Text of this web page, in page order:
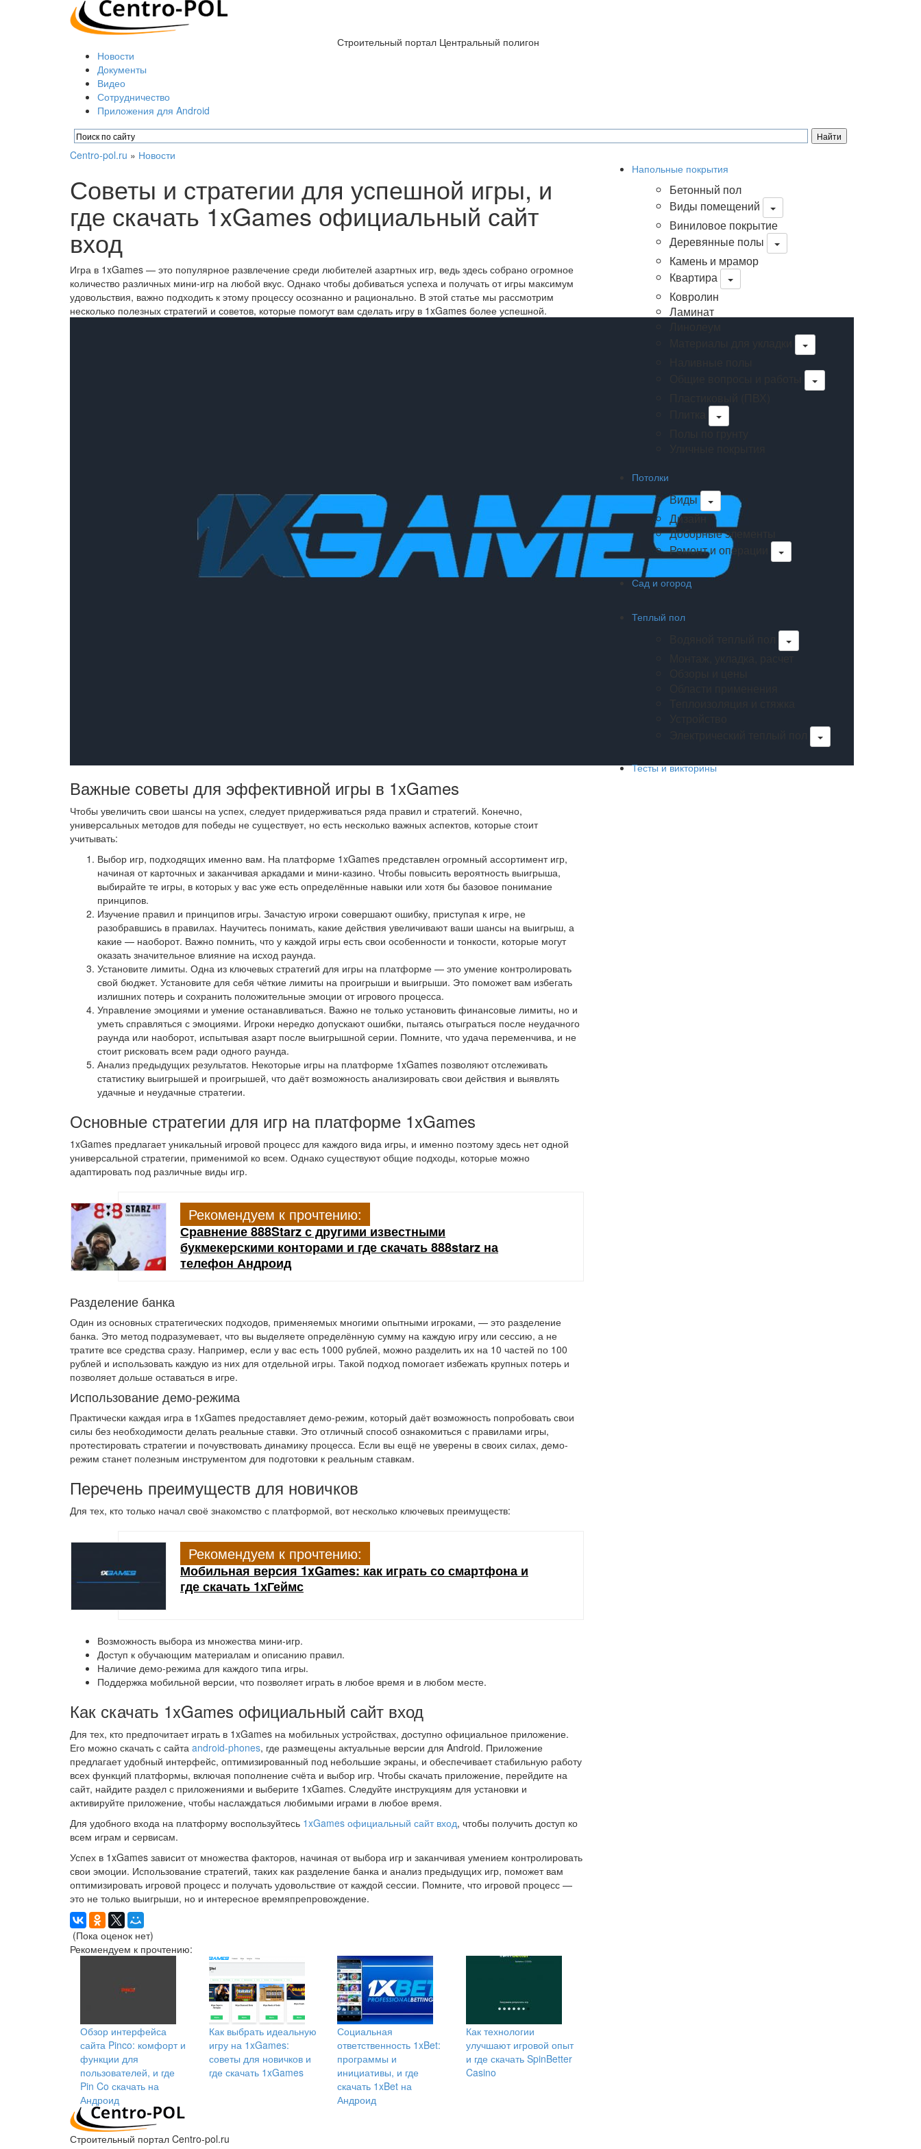
Строительный портал Центральный полигон
Новости
Документы
Видео
Сотрудничество
Приложения для Android
Centro-pol.ru » Новости
Советы и стратегии для успешной игры, и
где скачать 1xGames официальный сайт
вход
Игра в 1xGames — это популярное развлечение среди любителей азартных игр, ведь здесь собрано огромное
количество различных мини-игр на любой вкус. Однако чтобы добиваться успеха и получать от игры максимум
удовольствия, важно подходить к этому процессу осознанно и рационально. В этой статье мы рассмотрим
несколько полезных стратегий и советов, которые помогут вам сделать игру в 1xGames более успешной.
Важные советы для эффективной игры в 1xGames
Чтобы увеличить свои шансы на успех, следует придерживаться ряда правил и стратегий. Конечно,
универсальных методов для победы не существует, но есть несколько важных аспектов, которые стоит
учитывать:
Выбор игр, подходящих именно вам. На платформе 1xGames представлен огромный ассортимент игр,
начиная от карточных и заканчивая аркадами и мини-казино. Чтобы повысить вероятность выигрыша,
выбирайте те игры, в которых у вас уже есть определённые навыки или хотя бы базовое понимание
принципов.
Изучение правил и принципов игры. Зачастую игроки совершают ошибку, приступая к игре, не
разобравшись в правилах. Научитесь понимать, какие действия увеличивают ваши шансы на выигрыш, а
какие — наоборот. Важно помнить, что у каждой игры есть свои особенности и тонкости, которые могут
оказать значительное влияние на исход раунда.
Установите лимиты. Одна из ключевых стратегий для игры на платформе — это умение контролировать
свой бюджет. Установите для себя чёткие лимиты на проигрыши и выигрыши. Это поможет вам избегать
излишних потерь и сохранить положительные эмоции от игрового процесса.
Управление эмоциями и умение останавливаться. Важно не только установить финансовые лимиты, но и
уметь справляться с эмоциями. Игроки нередко допускают ошибки, пытаясь отыграться после неудачного
раунда или наоборот, испытывая азарт после выигрышной серии. Помните, что удача переменчива, и не
стоит рисковать всем ради одного раунда.
Анализ предыдущих результатов. Некоторые игры на платформе 1xGames позволяют отслеживать
статистику выигрышей и проигрышей, что даёт возможность анализировать свои действия и выявлять
удачные и неудачные стратегии.
Основные стратегии для игр на платформе 1xGames
1xGames предлагает уникальный игровой процесс для каждого вида игры, и именно поэтому здесь нет одной
универсальной стратегии, применимой ко всем. Однако существуют общие подходы, которые можно
адаптировать под различные виды игр.
Рекомендуем к прочтению:
Сравнение 888Starz с другими известными
букмекерскими конторами и где скачать 888starz на
телефон Андроид
Разделение банка
Один из основных стратегических подходов, применяемых многими опытными игроками, — это разделение
банка. Это метод подразумевает, что вы выделяете определённую сумму на каждую игру или сессию, а не
тратите все средства сразу. Например, если у вас есть 1000 рублей, можно разделить их на 10 частей по 100
рублей и использовать каждую из них для отдельной игры. Такой подход помогает избежать крупных потерь и
позволяет дольше оставаться в игре.
Использование демо-режима
Практически каждая игра в 1xGames предоставляет демо-режим, который даёт возможность попробовать свои
силы без необходимости делать реальные ставки. Это отличный способ ознакомиться с правилами игры,
протестировать стратегии и почувствовать динамику процесса. Если вы ещё не уверены в своих силах, демо-
режим станет полезным инструментом для подготовки к реальным ставкам.
Перечень преимуществ для новичков
Для тех, кто только начал своё знакомство с платформой, вот несколько ключевых преимуществ:
Рекомендуем к прочтению:
Мобильная версия 1xGames: как играть со смартфона и
где скачать 1хГеймс
Возможность выбора из множества мини-игр.
Доступ к обучающим материалам и описанию правил.
Наличие демо-режима для каждого типа игры.
Поддержка мобильной версии, что позволяет играть в любое время и в любом месте.
Как скачать 1xGames официальный сайт вход
Для тех, кто предпочитает играть в 1xGames на мобильных устройствах, доступно официальное приложение.
Его можно скачать с сайта android-phones, где размещены актуальные версии для Android. Приложение
предлагает удобный интерфейс, оптимизированный под небольшие экраны, и обеспечивает стабильную работу
всех функций платформы, включая пополнение счёта и выбор игр. Чтобы скачать приложение, перейдите на
сайт, найдите раздел с приложениями и выберите 1xGames. Следуйте инструкциям для установки и
активируйте приложение, чтобы наслаждаться любимыми играми в любое время.
Для удобного входа на платформу воспользуйтесь 1xGames официальный сайт вход, чтобы получить доступ ко
всем играм и сервисам.
Успех в 1xGames зависит от множества факторов, начиная от выбора игр и заканчивая умением контролировать
свои эмоции. Использование стратегий, таких как разделение банка и анализ предыдущих игр, поможет вам
оптимизировать игровой процесс и получать удовольствие от каждой сессии. Помните, что игровой процесс —
это не только выигрыши, но и интересное времяпрепровождение.
(Пока оценок нет)
Рекомендуем к прочтению:
Обзор интерфейса
сайта Pinco: комфорт и
функции для
пользователей, и где
Pin Co скачать на
Андроид
Как выбрать идеальную
игру на 1xGames:
советы для новичков и
где скачать 1xGames
Социальная
ответственность 1xBet:
программы и
инициативы, и где
скачать 1xBet на
Андроид
Как технологии
улучшают игровой опыт
и где скачать SpinBetter
Casino
Напольные покрытия
Бетонный пол
Виды помещений
Виниловое покрытие
Деревянные полы
Камень и мрамор
Квартира
Ковролин
Ламинат
Потолки
Виды
Дизайн
Доборные элементы
Ремонт и операции
Сад и огород
Теплый пол
Тесты и викторины
Строительный портал Centro-pol.ru